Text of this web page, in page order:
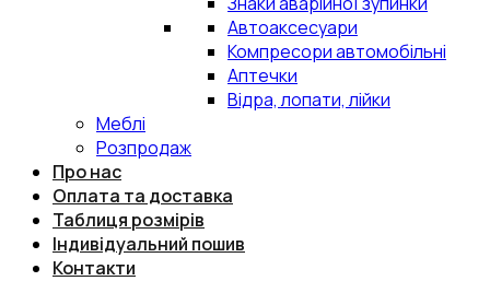
Автоаксесуари
Компресори автомобільні
Аптечки
Відра, лопати, лійки
Меблі
Розпродаж
Про нас
Оплата та доставка
Таблиця розмірів
Індивідуальний пошив
Контакти